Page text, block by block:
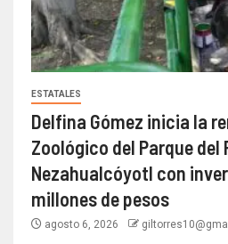
ESTATALES
Delfina Gómez inicia la
Zoológico del Parque del
Nezahualcóyotl con
millones de pesos
agosto 6, 2026